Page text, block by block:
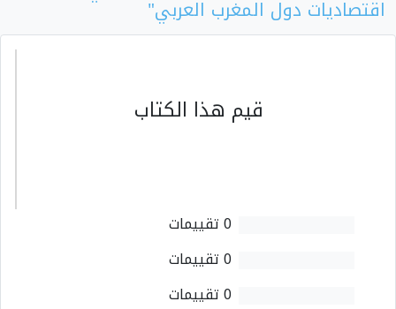
اقتصاديات دول المغرب العربي"
قيم هذا الكتاب
0 تقييمات
0 تقييمات
0 تقييمات